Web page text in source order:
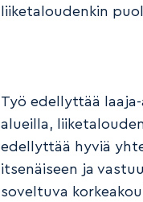
liiketaloudenkin
Työ edellyttää
alueilla,
edellyttää hyviä
itsenäiseen ja
soveltuva